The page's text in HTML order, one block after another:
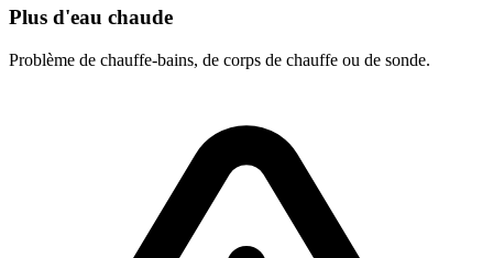
Plus d'eau chaude
Problème de chauffe-bains, de corps de chauffe ou de sonde.